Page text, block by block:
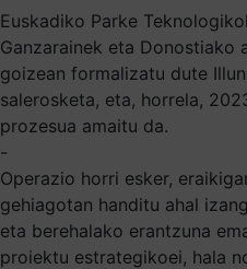
Euskadiko Parke
Ganzarainek eta Donostiako
goizean formalizatu dute
salerosketa, eta, horrela,
prozesua amaitu da.
-
Operazio horri esker,
gehiagotan handitu ahal
eta berehalako erantzuna
proiektu estrategikoei, hala